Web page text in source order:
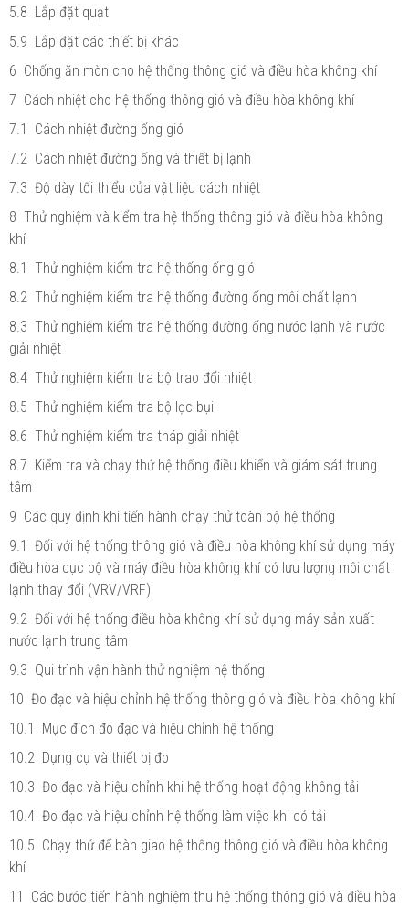
5.8 Lắp đặt quạt
5.9 Lắp đặt các thiết bị khác
6 Chống ăn mòn cho hệ thống thông gió và điều hòa không khí
7 Cách nhiệt cho hệ thống thông gió và điều hòa không khí
7.1 Cách nhiệt đường ống gió
7.2 Cách nhiệt đường ống và thiết bị lạnh
7.3 Độ dày tối thiểu của vật liệu cách nhiệt
8 Thử nghiệm và kiểm tra hệ thống thông gió và điều hòa không
khí
8.1 Thử nghiệm kiểm tra hệ thống ống gió
8.2 Thử nghiệm kiểm tra hệ thống đường ống môi chất lạnh
8.3 Thử nghiệm kiểm tra hệ thống đường ống nước lạnh và nước
giải nhiệt
8.4 Thử nghiệm kiểm tra bộ trao đổi nhiệt
8.5 Thử nghiệm kiểm tra bộ lọc bụi
8.6 Thử nghiệm kiểm tra tháp giải nhiệt
8.7 Kiểm tra và chạy thử hệ thống điều khiển và giám sát trung
tâm
9 Các quy định khi tiến hành chạy thử toàn bộ hệ thống
9.1 Đối với hệ thống thông gió và điều hòa không khí sử dụng máy
điều hòa cục bộ và máy điều hòa không khí có lưu lượng môi chất
lạnh thay đổi (VRV/VRF)
9.2 Đối với hệ thống điều hòa không khí sử dụng máy sản xuất
nước lạnh trung tâm
9.3 Qui trình vận hành thử nghiệm hệ thống
10 Đo đạc và hiệu chỉnh hệ thống thông gió và điều hòa không khí
10.1 Mục đích đo đạc và hiệu chỉnh hệ thống
10.2 Dụng cụ và thiết bị đo
10.3 Đo đạc và hiệu chỉnh khi hệ thống hoạt động không tải
10.4 Đo đạc và hiệu chỉnh hệ thống làm việc khi có tải
10.5 Chạy thử để bàn giao hệ thống thông gió và điều hòa không
khí
11 Các bước tiến hành nghiệm thu hệ thống thông gió và điều hòa